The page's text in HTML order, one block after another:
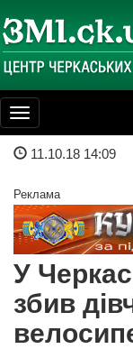
Toggle
navigation
11.10.18 14:09
Реклама
У
збив